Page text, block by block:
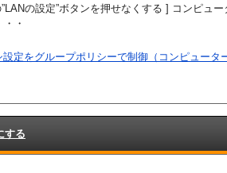
の設定”ボタンを押せなくする ] コンピュ
・
設定をグループポリシーで制御（コンピュータ
する